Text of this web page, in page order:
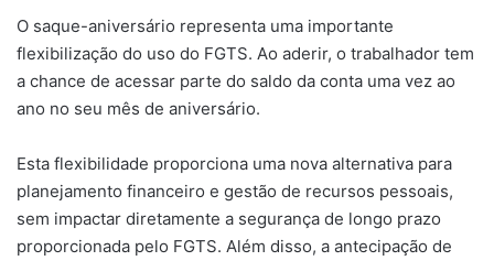
O saque-aniversário representa uma importante
flexibilização do uso do FGTS. Ao aderir, o trabalhador tem
a chance de acessar parte do saldo da conta uma vez ao
ano no seu mês de aniversário.
Esta flexibilidade proporciona uma nova alternativa para
planejamento financeiro e gestão de recursos pessoais,
sem impactar diretamente a segurança de longo prazo
proporcionada pelo FGTS. Além disso, a antecipação de